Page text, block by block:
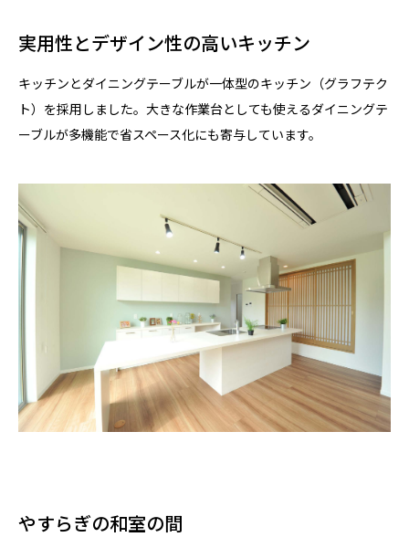
実用性とデザイン性の高いキッチン
キッチンとダイニングテーブルが一体型のキッチン（グラフテク
ト）を採用しました。大きな作業台としても使えるダイニングテ
ーブルが多機能で省スペース化にも寄与しています。
やすらぎの和室の間